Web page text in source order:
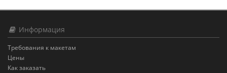
Информация
Требования к макетам
Цены
Как заказать